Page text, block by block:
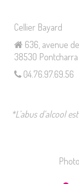
Cellier Bayard
636, avenue
38530 Pontcharra
04.76.97.69.56
*L’abus d’alcool